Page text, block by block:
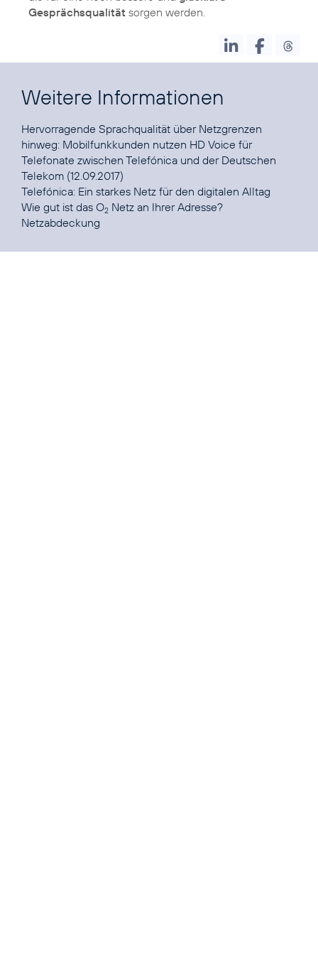
Gesprächsqualität sorgen werden.
Weitere Informationen
Hervorragende Sprachqualität über Netzgrenzen
hinweg: Mobilfunkkunden nutzen HD Voice für
Telefonate zwischen Telefónica und der Deutschen
Telekom (12.09.2017)
Telefónica: Ein starkes Netz für den digitalen Alltag
Wie gut ist das O2 Netz an Ihrer Adresse?
Netzabdeckung